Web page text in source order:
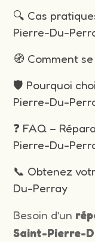
🔍 Cas
Pierre-Du-
🧭 Comment
🛡️ Pourquoi
Pierre-Du-
❓ FAQ –
Pierre-Du-
📞 Obtenez
Du-Perray
Besoin d’un
Saint-Pierre-